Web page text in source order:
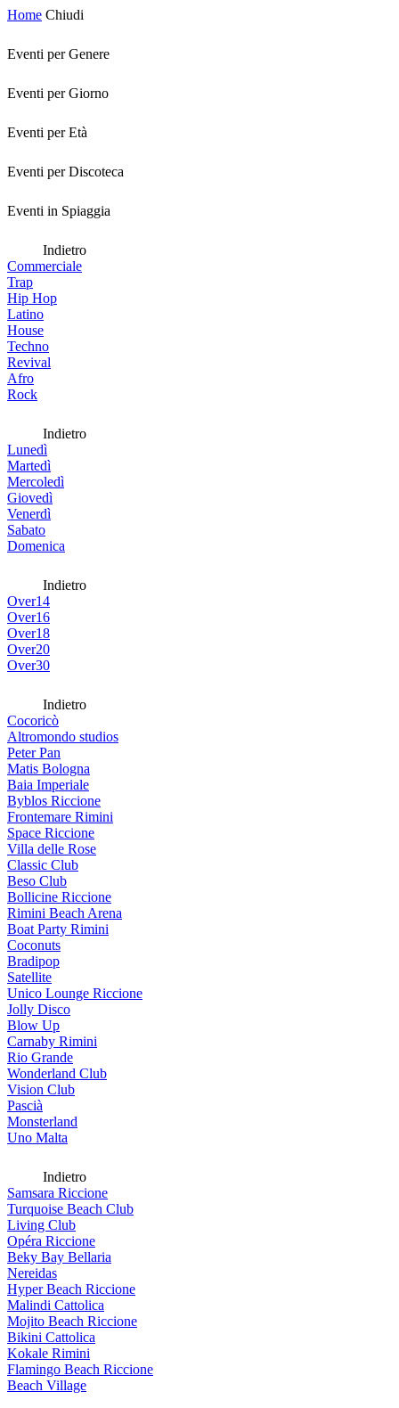
Home Chiudi
Eventi per Genere
Eventi per Giorno
Eventi per Età
Eventi per Discoteca
Eventi in Spiaggia
Indietro
Commerciale
Trap
Hip Hop
Latino
House
Techno
Revival
Afro
Rock
Indietro
Lunedì
Martedì
Mercoledì
Giovedì
Venerdì
Sabato
Domenica
Indietro
Over14
Over16
Over18
Over20
Over30
Indietro
Cocoricò
Altromondo studios
Peter Pan
Matis Bologna
Baia Imperiale
Byblos Riccione
Frontemare Rimini
Space Riccione
Villa delle Rose
Classic Club
Beso Club
Bollicine Riccione
Rimini Beach Arena
Boat Party Rimini
Coconuts
Bradipop
Satellite
Unico Lounge Riccione
Jolly Disco
Blow Up
Carnaby Rimini
Rio Grande
Wonderland Club
Vision Club
Pascià
Monsterland
Uno Malta
Indietro
Samsara Riccione
Turquoise Beach Club
Living Club
Opéra Riccione
Beky Bay Bellaria
Nereidas
Hyper Beach Riccione
Malindi Cattolica
Mojito Beach Riccione
Bikini Cattolica
Kokale Rimini
Flamingo Beach Riccione
Beach Village